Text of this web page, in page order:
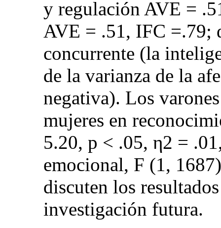
y regulación AVE =
AVE = .51, IFC =.79;
concurrente (la
de la varianza de la
negativa). Los
mujeres en
5.20, p < .05, η2 =
emocional, F (1,
discuten los
investigación futura.